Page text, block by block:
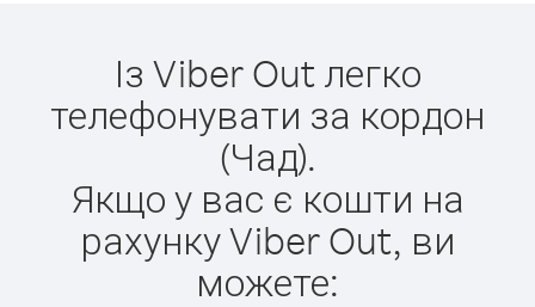
Із Viber Out легко
телефонувати за кордон
(Чад).
Якщо у вас є кошти на
рахунку Viber Out, ви
можете: